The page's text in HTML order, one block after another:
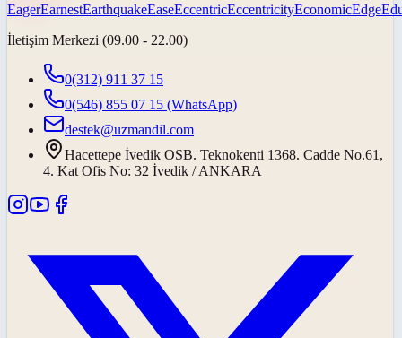
EagerEarnestEarthquakeEaseEccentricEccentricityEconomicEdge
İletişim Merkezi (09.00 - 22.00)
0(312) 911 37 15
0(546) 855 07 15 (WhatsApp)
destek@uzmandil.com
Hacettepe İvedik OSB. Teknokenti 1368. Cadde No.61,
4. Kat Ofis No: 32 İvedik / ANKARA